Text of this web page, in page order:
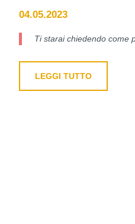
04.05.2023
Ti starai chiedendo come
LEGGI TUTTO